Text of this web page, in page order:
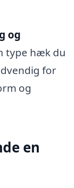
og
type hæk du
for
og
en